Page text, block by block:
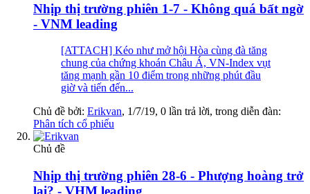
Nhịp thị trường phiên 1-7 - Không quá bất ngờ
- VNM leading
[ATTACH] Kéo như mở hội Hòa cùng đà tăng
chung của chứng khoán Châu Á, VN-Index vụt
tăng mạnh gần 10 điểm trong những phút đầu
giờ và tiến đến...
Chủ đề bởi: Erikvan, 1/7/19, 0 lần trả lời, trong diễn đàn:
Phân tích cổ phiếu
Chủ đề
Nhịp thị trường phiên 28-6 - Phượng hoàng trở
lại? - VHM leading